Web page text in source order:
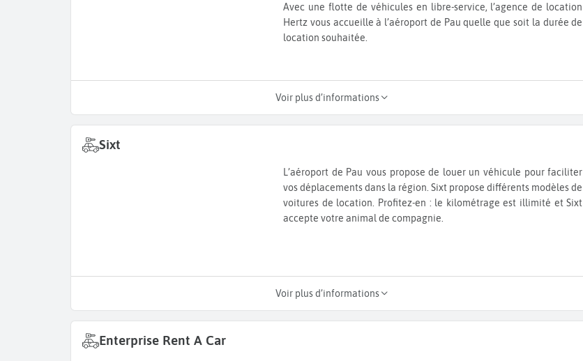
Avec une flotte de véhicules en libre-service, l’agence de location
Hertz vous accueille à l’aéroport de Pau quelle que soit la durée de
location souhaitée.
Voir plus d’informations
Sixt
L’aéroport de Pau vous propose de louer un véhicule pour faciliter
vos déplacements dans la région. Sixt propose différents modèles de
voitures de location. Profitez-en : le kilométrage est illimité et Sixt
accepte votre animal de compagnie.
Voir plus d’informations
Enterprise Rent A Car